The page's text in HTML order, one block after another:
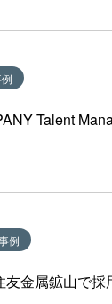
Talent
例
金属鉱山で採